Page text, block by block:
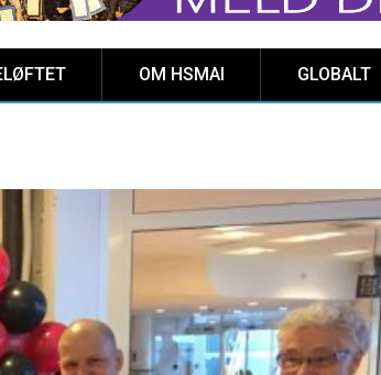
OM HSMAI GLOBALT